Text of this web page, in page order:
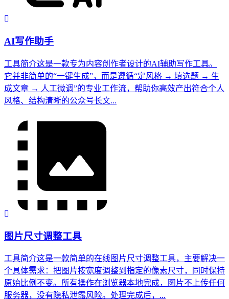
AI写作助手
工具简介这是一款专为内容创作者设计的AI辅助写作工具。
它并非简单的“一键生成”，而是遵循“定风格 → 填选题 → 生
成文章 → 人工微调”的专业工作流，帮助你高效产出符合个人
风格、结构清晰的公众号长文...
图片尺寸调整工具
工具简介这是一款简单的在线图片尺寸调整工具，主要解决一
个具体需求：把图片按宽度调整到指定的像素尺寸，同时保持
原始比例不变。所有操作在浏览器本地完成，图片不上传任何
服务器，没有隐私泄露风险。处理完成后，...